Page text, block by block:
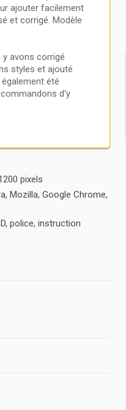
ajouter facilement
et corrigé. Modèle
avons corrigé
styles et ajouté
été
d'y
pixels
Mozilla, Google Chrome,
police, instruction